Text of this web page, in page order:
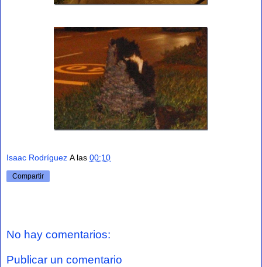
Isaac Rodríguez A las 00:10
Compartir
No hay comentarios:
Publicar un comentario